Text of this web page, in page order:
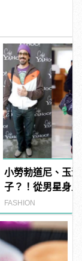
小勞勃道尼、玉
子？！從男星身
搭
FASHION